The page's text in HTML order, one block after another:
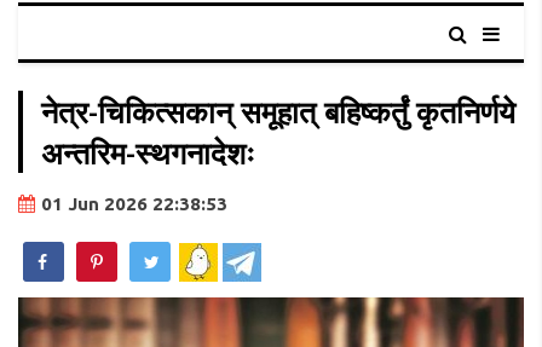
नेत्र-चिकित्सकान् समूहात् बहिष्कर्तुं कृतनिर्णये
अन्तरिम-स्थगनादेशः
01 Jun 2026 22:38:53